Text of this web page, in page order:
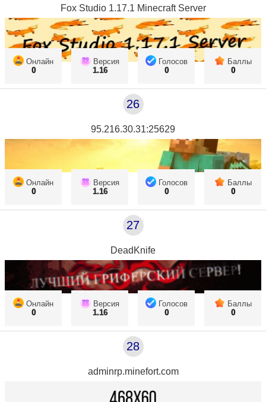
Fox Studio 1.17.1 Minecraft Server
Онлайн
0
Версия
1.16
Голосов
0
Баллы
0
26
95.216.30.31:25629
Онлайн
0
Версия
1.16
Голосов
0
Баллы
0
27
DeadKnife
Онлайн
0
Версия
1.16
Голосов
0
Баллы
0
28
adminrp.minefort.com